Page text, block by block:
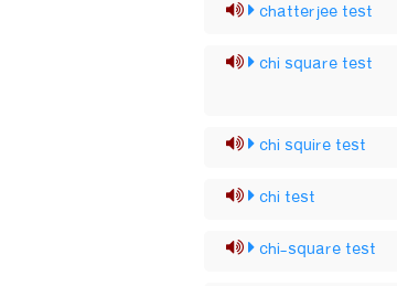
chatterjee test
chi square test
chi squire test
chi test
chi-square test